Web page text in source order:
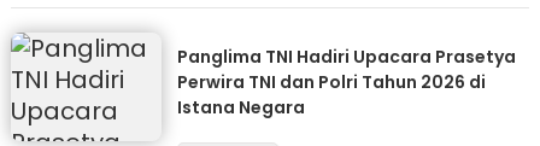
Panglima TNI Hadiri Upacara Prasetya
Perwira TNI dan Polri Tahun 2026 di
Istana Negara